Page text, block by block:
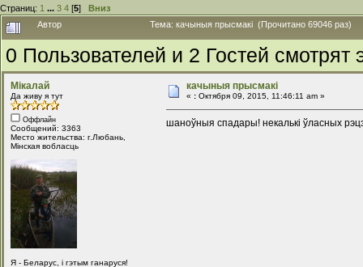
Страниц: 1 ... 3 4 [5] Вниз
Автор
Тема: качыныя прысмакі (Прочитано 69046 раз)
0 Пользователей и 2 Гостей смотрят
Мікалай
Да живу я тут
Оффлайн
Сообщений: 3363
Место жительства: г.Любань,
Мінская вобласць
Я - Беларус, і гэтым ганаруся!
качыныя прысмакі
« : Октября 09, 2015, 11:46:11 am »
шаноўныя спадары! некалькі ўласных